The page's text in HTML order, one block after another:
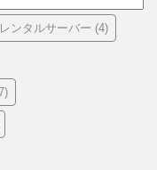
ンタルサーバー (4)